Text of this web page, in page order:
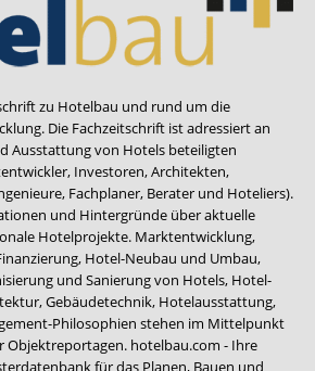
zu Hotelbau und rund um die
Die Fachzeitschrift ist adressiert an
Ausstattung von Hotels beteiligten
Investoren, Architekten,
Fachplaner, Berater und Hoteliers).
und Hintergründe über aktuelle
Hotelprojekte. Marktentwicklung,
Hotel-Neubau und Umbau,
und Sanierung von Hotels, Hotel-
Gebäudetechnik, Hotelausstattung,
Philosophien stehen im Mittelpunkt
Objektreportagen. hotelbau.com - Ihre
für das Planen, Bauen und